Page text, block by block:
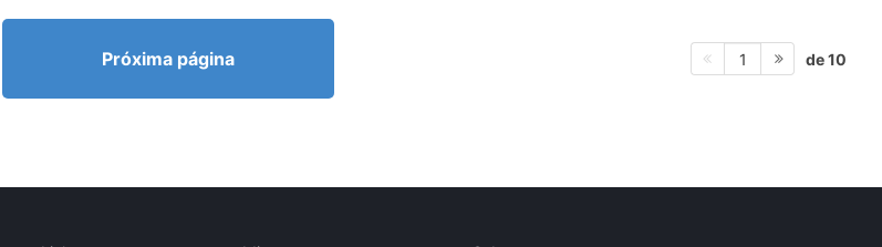
Próxima página 1 de 10